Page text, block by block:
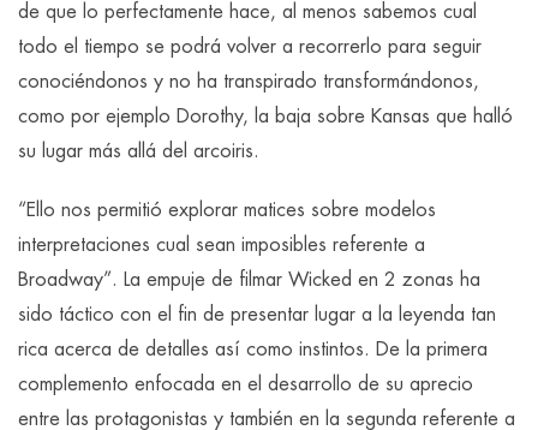
de que lo perfectamente hace, al menos sabemos cual
todo el tiempo se podrá volver a recorrerlo para seguir
conociéndonos y no ha transpirado transformándonos,
como por ejemplo Dorothy, la baja sobre Kansas que halló
su lugar más allá del arcoiris.
“Ello nos permitió explorar matices sobre modelos
interpretaciones cual sean imposibles referente a
Broadway”. La empuje de filmar Wicked en 2 zonas ha
sido táctico con el fin de presentar lugar a la leyenda tan
rica acerca de detalles así­ como instintos. De la primera
complemento enfocada en el desarrollo de su aprecio
entre las protagonistas y también en la segunda referente a